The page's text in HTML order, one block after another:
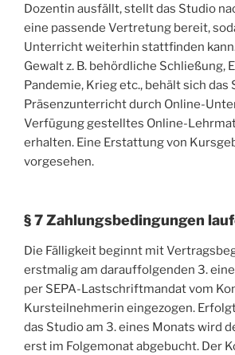
Dozentin ausfällt, stellt das Studio
eine passende Vertretung bereit,
Unterricht weiterhin stattfinden
Gewalt z. B. behördliche Schließung,
Pandemie, Krieg etc., behält sich das
Präsenzunterricht durch Online-
Verfügung gestelltes Online-
erhalten. Eine Erstattung von
vorgesehen.
§ 7 Zahlungsbedingungen
Die Fälligkeit beginnt mit
erstmalig am darauffolgenden 3.
per SEPA-Lastschriftmandat vom
Kursteilnehmerin eingezogen.
das Studio am 3. eines Monats wird
erst im Folgemonat abgebucht. Der